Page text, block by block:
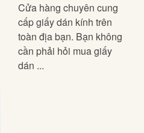
Cửa hàng chuyên cung
cấp giấy dán kính trên
toàn địa bạn. Bạn không
cần phải hỏi mua giấy
dán ...